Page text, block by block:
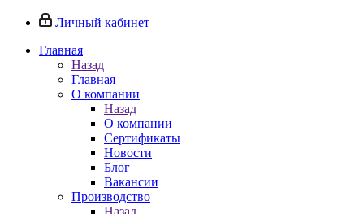
Личный кабинет
Главная
Назад
Главная
О компании
Назад
О компании
Сертификаты
Новости
Блог
Вакансии
Производство
Назад